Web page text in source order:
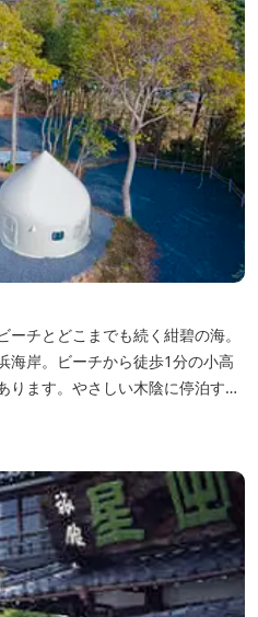
チとどこまでも続く紺碧の海。
海岸。ビーチから徒歩1分の小高
ります。やさしい木陰に停泊する
航海の気分高まる
ないほど広く、くつろぎの空